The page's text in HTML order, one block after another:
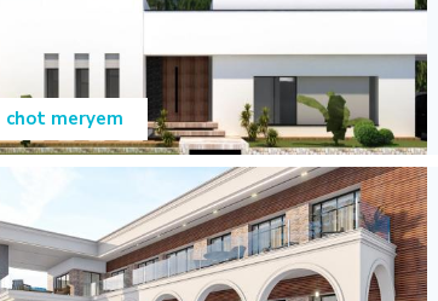
meryem